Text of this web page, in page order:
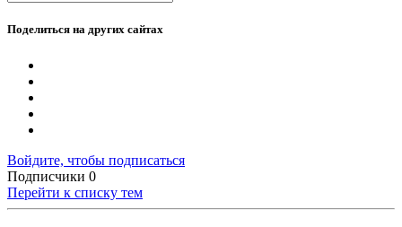
Поделиться на других сайтах
Войдите, чтобы подписаться
Подписчики 0
Перейти к списку тем